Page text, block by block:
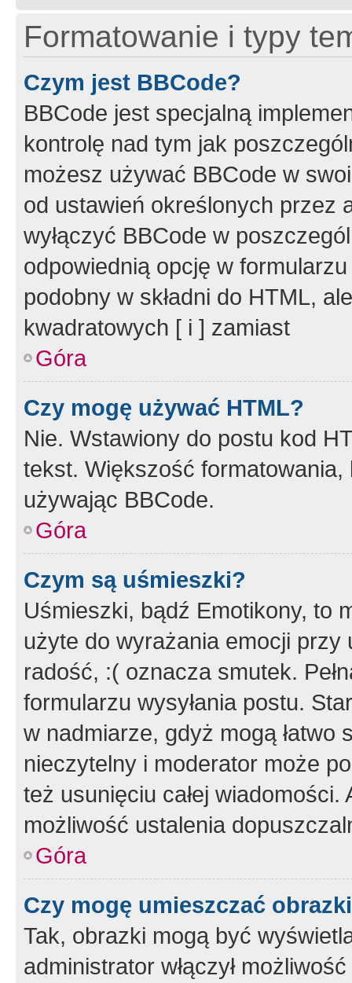
Formatowanie i typy
Czym jest BBCode?
BBCode jest specjalną
kontrolę nad tym jak
możesz używać BBCode w
od ustawień określonych przez
wyłączyć BBCode w
odpowiednią opcję w
podobny w składni do HTML,
kwadratowych [ i ] zamiast
Góra
Czy mogę używać HTML?
Nie. Wstawiony do postu kod
tekst. Większość
używając BBCode.
Góra
Czym są uśmieszki?
Uśmieszki, bądź Emotikony, to
użyte do wyrażania emocji
radość, :( oznacza smutek.
formularzu wysyłania postu.
w nadmiarze, gdyż mogą
nieczytelny i moderator może
też usunięciu całej
możliwość ustalenia
Góra
Czy mogę umieszczać
Tak, obrazki mogą być
administrator włączył